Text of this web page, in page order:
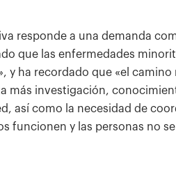
responde a una demanda
que las enfermedades
y ha recordado que «el camino
más investigación,
así como la necesidad de
funcionen y las personas no